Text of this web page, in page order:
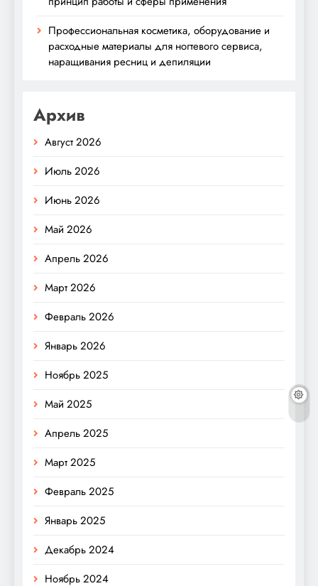
Профессиональная косметика, оборудование и
расходные материалы для ногтевого сервиса,
наращивания ресниц и депиляции
Архив
Август 2026
Июль 2026
Июнь 2026
Май 2026
Апрель 2026
Март 2026
Февраль 2026
Январь 2026
Ноябрь 2025
Май 2025
Апрель 2025
Март 2025
Февраль 2025
Январь 2025
Декабрь 2024
Ноябрь 2024